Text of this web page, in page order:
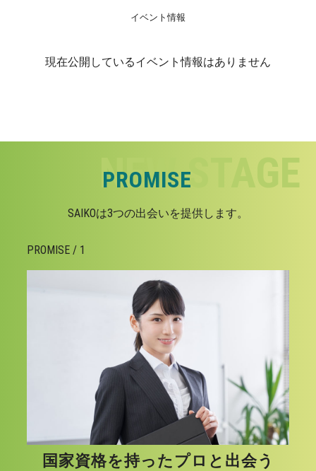
イベント情報
現在公開しているイベント情報はありません
PROMISE
SAIKOは3つの出会いを提供します。
PROMISE / 1
国家資格を持ったプロと出会う